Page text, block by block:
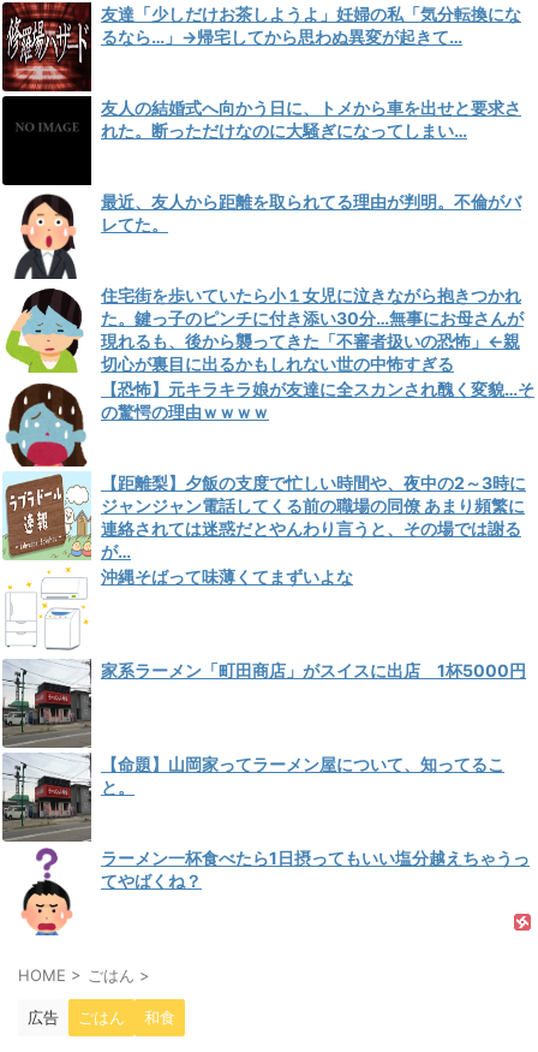
友達「少しだけお茶しようよ」妊婦の私「気分転換にな
るなら…」→帰宅してから思わぬ異変が起きて…
友人の結婚式へ向かう日に、トメから車を出せと要求さ
れた。断っただけなのに大騒ぎになってしまい…
最近、友人から距離を取られてる理由が判明。不倫がバ
レてた。
住宅街を歩いていたら小１女児に泣きながら抱きつかれ
た。鍵っ子のピンチに付き添い30分…無事にお母さんが
現れるも、後から襲ってきた「不審者扱いの恐怖」←親
切心が裏目に出るかもしれない世の中怖すぎる
【恐怖】元キラキラ娘が友達に全スカンされ醜く変貌…そ
の驚愕の理由ｗｗｗｗ
【距離梨】夕飯の支度で忙しい時間や、夜中の2～3時に
ジャンジャン電話してくる前の職場の同僚 あまり頻繁に
連絡されては迷惑だとやんわり言うと、その場では謝る
が…
沖縄そばって味薄くてまずいよな
家系ラーメン「町田商店」がスイスに出店 1杯5000円
【命題】山岡家ってラーメン屋について、知ってるこ
と。
ラーメン一杯食べたら1日摂ってもいい塩分越えちゃうっ
てやばくね？
HOME > ごはん >
広告 ごはん 和食